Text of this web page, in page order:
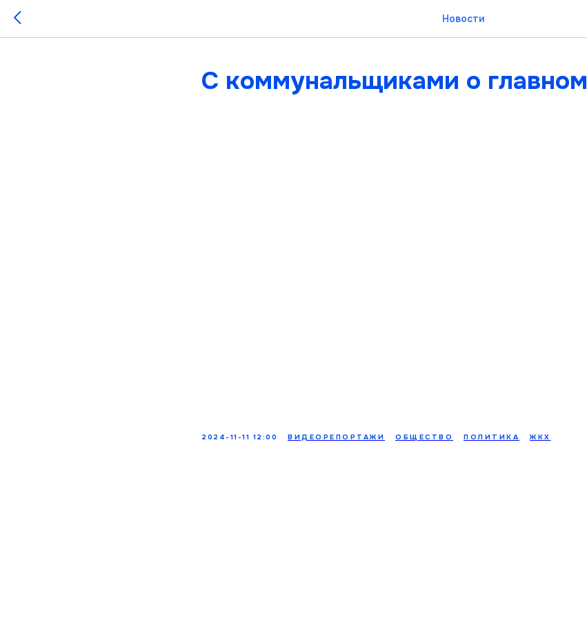
Новости
С коммунальщиками о главном
2024-11-11 12:00 ВИДЕОРЕПОРТАЖИ ОБЩЕСТВО ПОЛИТИКА ЖКХ